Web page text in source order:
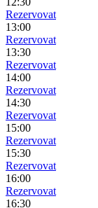
Rezervovat
13:00
Rezervovat
13:30
Rezervovat
14:00
Rezervovat
14:30
Rezervovat
15:00
Rezervovat
15:30
Rezervovat
16:00
Rezervovat
16:30